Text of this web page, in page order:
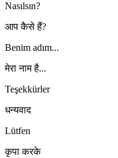
Nasılsın?
आप कैसे हैं?
Benim adım...
मेरा नाम है...
Teşekkürler
धन्यवाद
Lütfen
कृपा करके